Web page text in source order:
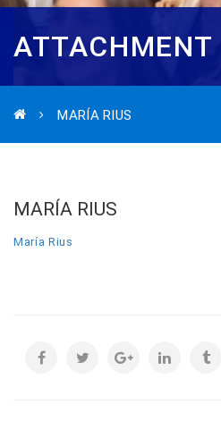
ATTACHMENT
MARÍA RIUS
MARÍA RIUS
María Rius